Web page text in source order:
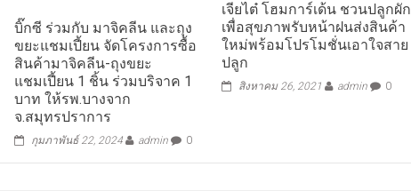
บิ๊กซี ร่วมกับ มาจิคลีน และถุง
ขยะแชมเปี้ยน จัดโครงการซื้อ
สินค้ามาจิคลีน-ถุงขยะ
แชมเปี้ยน 1 ชิ้น ร่วมบริจาค 1
บาท ให้รพ.บางจาก
จ.สมุทรปราการ
กุมภาพันธ์ 22, 2024 admin 0
เจียไต๋ โฮมการ์เด้น ชวนปลูกผัก
เพื่อสุขภาพรับหน้าฝนส่งสินค้า
ใหม่พร้อมโปรโมชั่นเอาใจสาย
ปลูก
สิงหาคม 26, 2021 admin 0